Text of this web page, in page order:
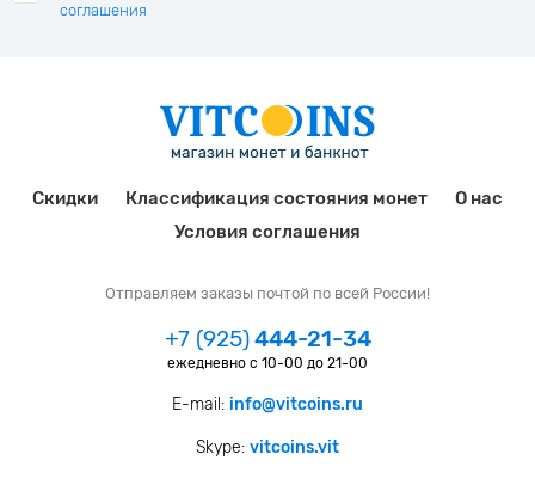
соглашения
Скидки Классификация состояния монет
О нас
Условия соглашения
Отправляем заказы почтой по всей России!
+7 (925)444-21-34
ежедневно с 10-00 до 21-00
E-mail: info@vitcoins.ru
Skype: vitcoins.vit